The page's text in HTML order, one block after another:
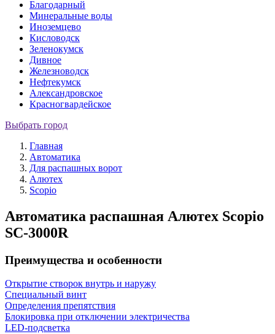
Благодарный
Минеральные воды
Иноземцево
Кисловодск
Зеленокумск
Дивное
Железноводск
Нефтекумск
Александровское
Красногвардейское
Выбрать город
Главная
Автоматика
Для распашных ворот
Алютех
Scopio
Автоматика распашная Алютех Scopio
SC-3000R
Преимущества и особенности
Открытие створок внутрь и наружу
Специальный винт
Определения препятствия
Блокировка при отключении электричества
LED-подсветка